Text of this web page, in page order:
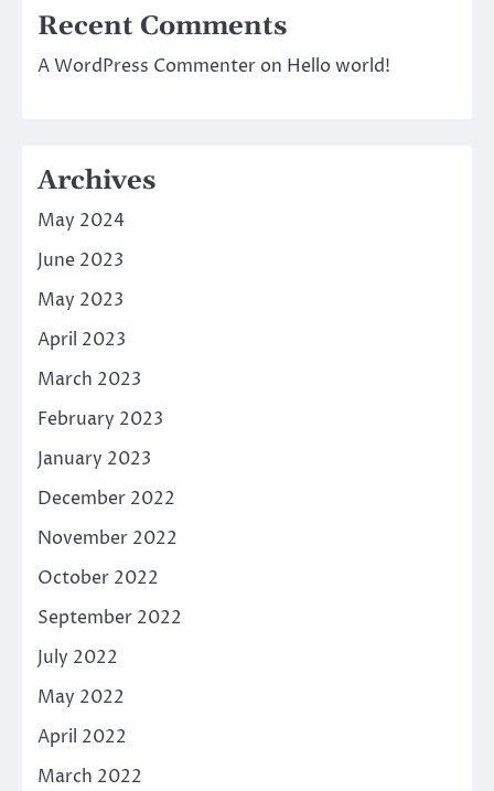
Recent Comments
A WordPress Commenter on Hello world!
Archives
May 2024
June 2023
May 2023
April 2023
March 2023
February 2023
January 2023
December 2022
November 2022
October 2022
September 2022
July 2022
May 2022
April 2022
March 2022